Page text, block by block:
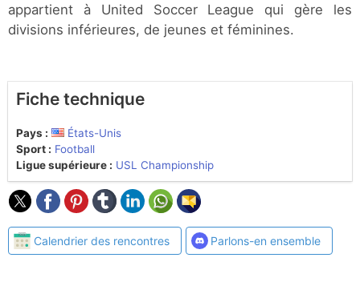
appartient à United Soccer League qui gère les
divisions inférieures, de jeunes et féminines.
Fiche technique
Pays :
États-Unis
Sport : Football
Ligue supérieure : USL Championship
Calendrier des rencontres Parlons-en ensemble